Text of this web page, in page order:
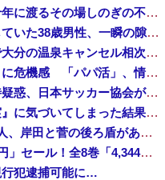
【速報】斎藤知事、宣戦布告「数十年に渡るその場しのぎの不適切会計、私の代でケリをつける」
【衝撃】千葉の海岸で写真撮影をしていた38歳男性、一瞬の隙に波にさらわれた結果・・・
【お盆休み】スタート 熊本地震で大分の温泉キャンセル相次ぐ 被害なしでも旅行先変更
国税不祥事…「前例ない事態次々」に危機感 「パパ活」、情報漏えいも…
【速報】韓国サッカー協会の性接待疑惑、日本サッカー協会が4人の日本人審判員を調査「調査後に結果を公表します」
【悲報】特攻隊員、『恐ろしい事実』に気づいてしまった結果・・・・
減税を潰しにいった財務省エース2人、岸田と菅の後ろ盾があるから地位は安泰だと信じていたら……
『ママレード・ボーイ』全巻「100円」セール！全8巻「4,344円」→「800円」！りぼん世代の名作！お互いの両親が相手を交換して再婚しちゃう今...
行犯逮捕可能に…